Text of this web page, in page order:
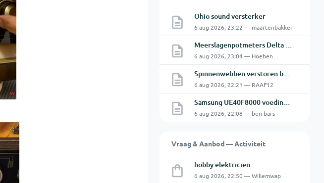
Ohio sound versterker
6 aug 2026, 23:22 — maartenbakker
Meerslagenpotmeters Delta SM45-70D
6 aug 2026, 23:04 — Hoeben
Spinnenwebben verstoren beeld bewakingscamera's
6 aug 2026, 22:21 — RAAF12
Samsung UE40F8000 voeding BN44-00635A defect
6 aug 2026, 22:08 — ben bars
Vraag & Aanbod — Activiteit
hobby elektricien
6 aug 2026, 22:50 — Willemwap